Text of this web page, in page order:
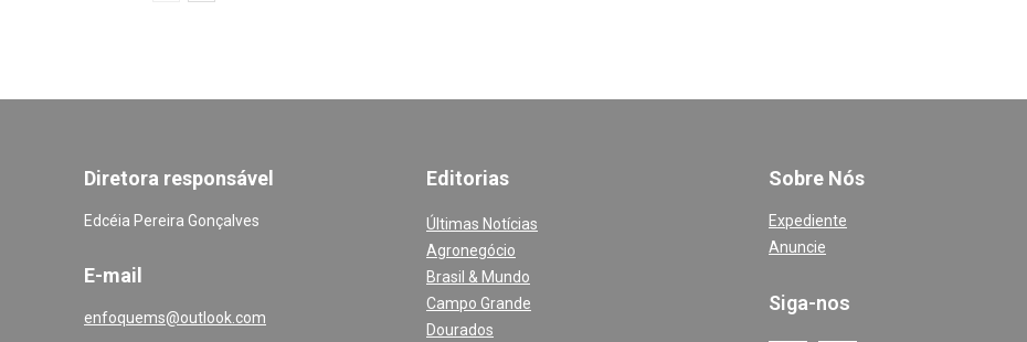
Diretora responsável
Edcéia Pereira Gonçalves
E-mail
enfoquems@outlook.com
Editorias
Últimas Notícias
Agronegócio
Brasil & Mundo
Campo Grande
Dourados
Sobre Nós
Expediente
Anuncie
Siga-nos